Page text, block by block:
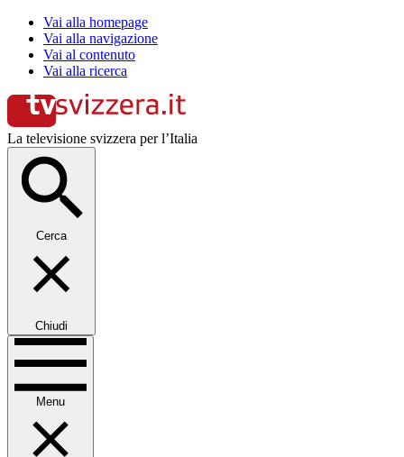
Vai alla homepage
Vai alla navigazione
Vai al contenuto
Vai alla ricerca
La televisione svizzera per l’Italia
Cerca
Chiudi
Menu